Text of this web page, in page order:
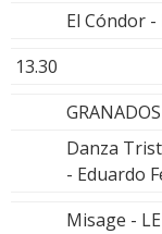
El Cóndor -
13.30
GRANADOS
Danza
- Eduardo
Misage -